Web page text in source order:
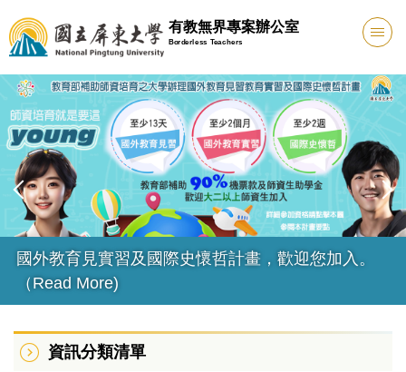
到
主
要
內
容
區
有教無界專案辦公室
Borderless Teachers
國外教育見習計畫跨校媒合(目前0件)
資訊分類清單